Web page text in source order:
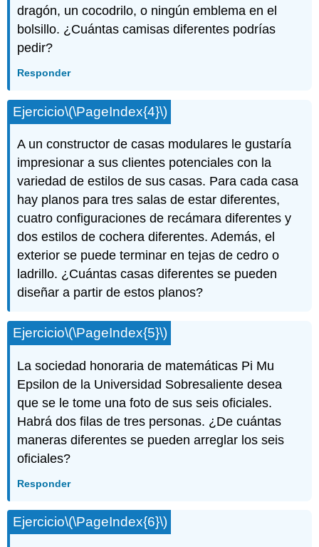
dragón, un cocodrilo, o ningún emblema en el
bolsillo. ¿Cuántas camisas diferentes podrías
pedir?
Responder
Ejercicio\(\PageIndex{4}\)
A un constructor de casas modulares le gustaría
impresionar a sus clientes potenciales con la
variedad de estilos de sus casas. Para cada casa
hay planos para tres salas de estar diferentes,
cuatro configuraciones de recámara diferentes y
dos estilos de cochera diferentes. Además, el
exterior se puede terminar en tejas de cedro o
ladrillo. ¿Cuántas casas diferentes se pueden
diseñar a partir de estos planos?
Ejercicio\(\PageIndex{5}\)
La sociedad honoraria de matemáticas Pi Mu
Epsilon de la Universidad Sobresaliente desea
que se le tome una foto de sus seis oficiales.
Habrá dos filas de tres personas. ¿De cuántas
maneras diferentes se pueden arreglar los seis
oficiales?
Responder
Ejercicio\(\PageIndex{6}\)